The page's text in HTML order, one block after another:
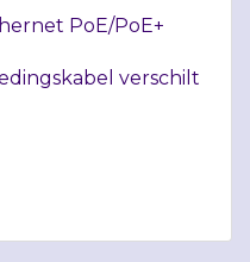
PoE/PoE+
verschilt